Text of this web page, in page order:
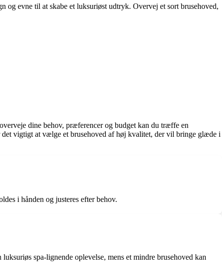
og evne til at skabe et luksuriøst udtryk. Overvej et sort brusehoved,
dine behov, præferencer og budget kan du træffe en
det vigtigt at vælge et brusehoved af høj kvalitet, der vil bringe glæde i
i hånden og justeres efter behov.
spa-lignende oplevelse, mens et mindre brusehoved kan